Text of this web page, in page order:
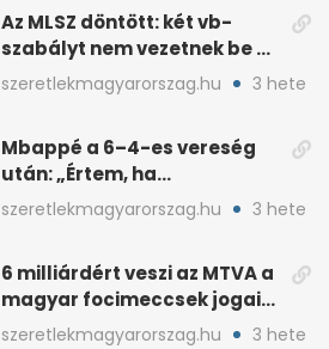
Az MLSZ döntött: két vb-
szabályt nem vezetnek be az
NB I-ben
szeretlekmagyarorszag.hu 3 hete
Mbappé a 6–4-es vereség
után: „Értem, ha
pofátlanságnak tűnt”
szeretlekmagyarorszag.hu 3 hete
6 milliárdért veszi az MTVA a
magyar focimeccsek jogait
a 2026–27-es idényre
szeretlekmagyarorszag.hu 3 hete